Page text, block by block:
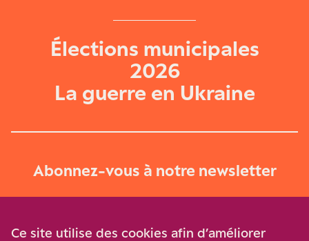
Élections municipales
2026
La guerre en Ukraine
Abonnez-vous à notre newsletter
Ce site utilise des cookies afin d’améliorer